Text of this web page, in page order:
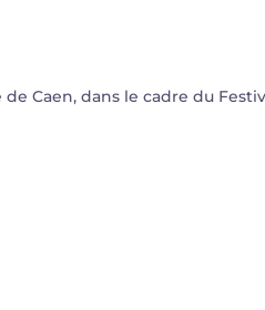
Caen, dans le cadre du